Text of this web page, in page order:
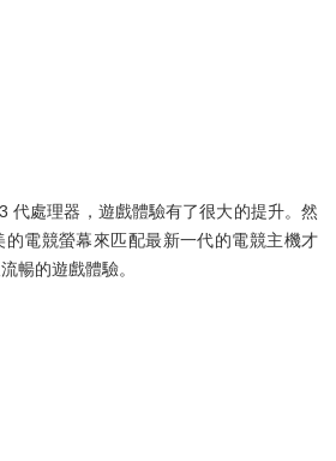
代處理器，遊戲體驗有了很大的提升。然
電競螢幕來匹配最新一代的電競主機才
暢的遊戲體驗。